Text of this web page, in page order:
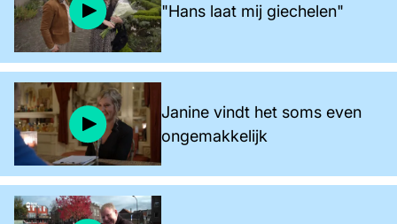
"Hans laat mij giechelen"
Janine vindt het soms even
ongemakkelijk